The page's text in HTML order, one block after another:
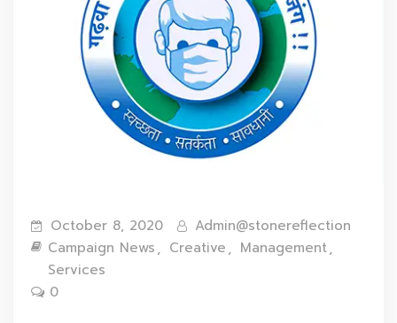
October 8, 2020
Admin@stonereflection
Campaign News
Creative
Management
Services
0